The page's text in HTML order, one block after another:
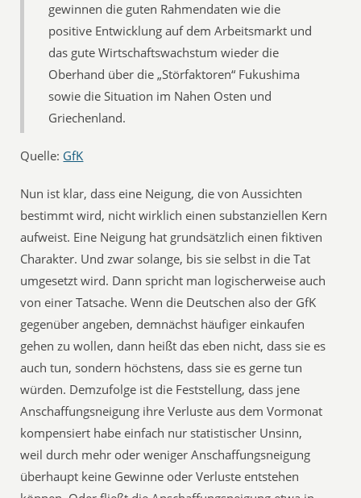
gewinnen die guten Rahmendaten wie die
positive Entwicklung auf dem Arbeitsmarkt und
das gute Wirtschaftswachstum wieder die
Oberhand über die „Störfaktoren“ Fukushima
sowie die Situation im Nahen Osten und
Griechenland.
Quelle: GfK
Nun ist klar, dass eine Neigung, die von Aussichten
bestimmt wird, nicht wirklich einen substanziellen Kern
aufweist. Eine Neigung hat grundsätzlich einen fiktiven
Charakter. Und zwar solange, bis sie selbst in die Tat
umgesetzt wird. Dann spricht man logischerweise auch
von einer Tatsache. Wenn die Deutschen also der GfK
gegenüber angeben, demnächst häufiger einkaufen
gehen zu wollen, dann heißt das eben nicht, dass sie es
auch tun, sondern höchstens, dass sie es gerne tun
würden. Demzufolge ist die Feststellung, dass jene
Anschaffungsneigung ihre Verluste aus dem Vormonat
kompensiert habe einfach nur statistischer Unsinn,
weil durch mehr oder weniger Anschaffungsneigung
überhaupt keine Gewinne oder Verluste entstehen